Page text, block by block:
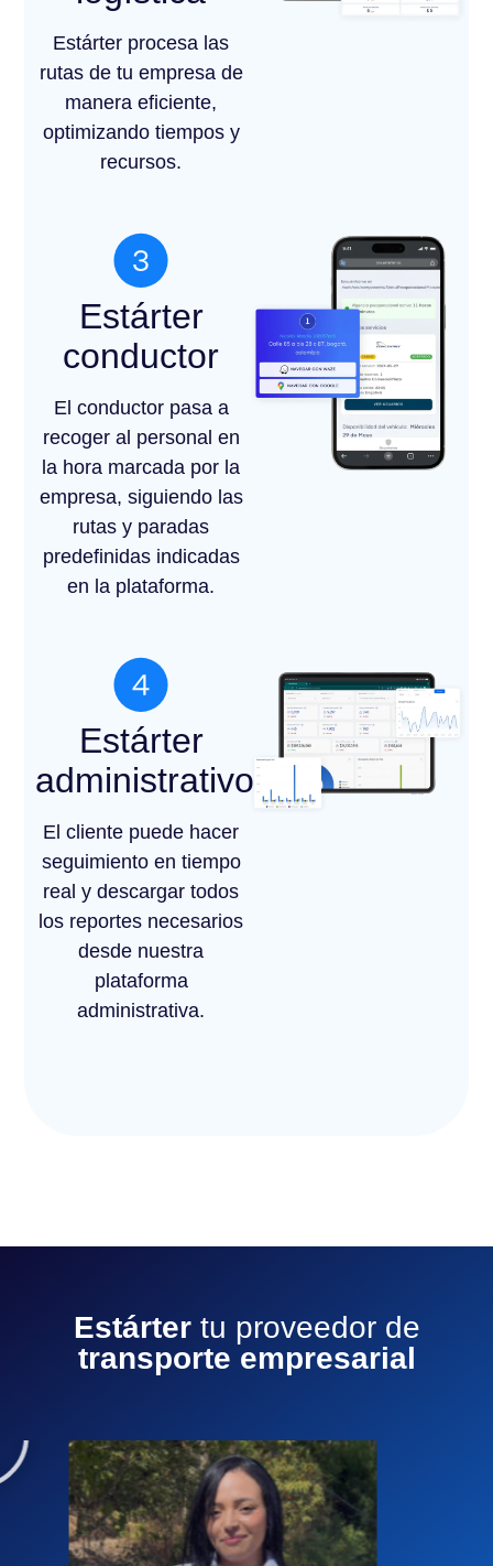
Estárter procesa las
rutas de tu empresa de
manera eficiente,
optimizando tiempos y
recursos.
Estárter
conductor
El conductor pasa a
recoger al personal en
la hora marcada por la
empresa, siguiendo las
rutas y paradas
predefinidas indicadas
en la plataforma.
Estárter
administrativo
El cliente puede hacer
seguimiento en tiempo
real y descargar todos
los reportes necesarios
desde nuestra
plataforma
administrativa.
Estártertu proveedor de
transporte empresarial